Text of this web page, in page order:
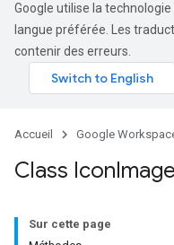
Google utilise la
langue préférée. Les
contenir des erreurs.
Accueil Google
Class IconImage
Sur cette page